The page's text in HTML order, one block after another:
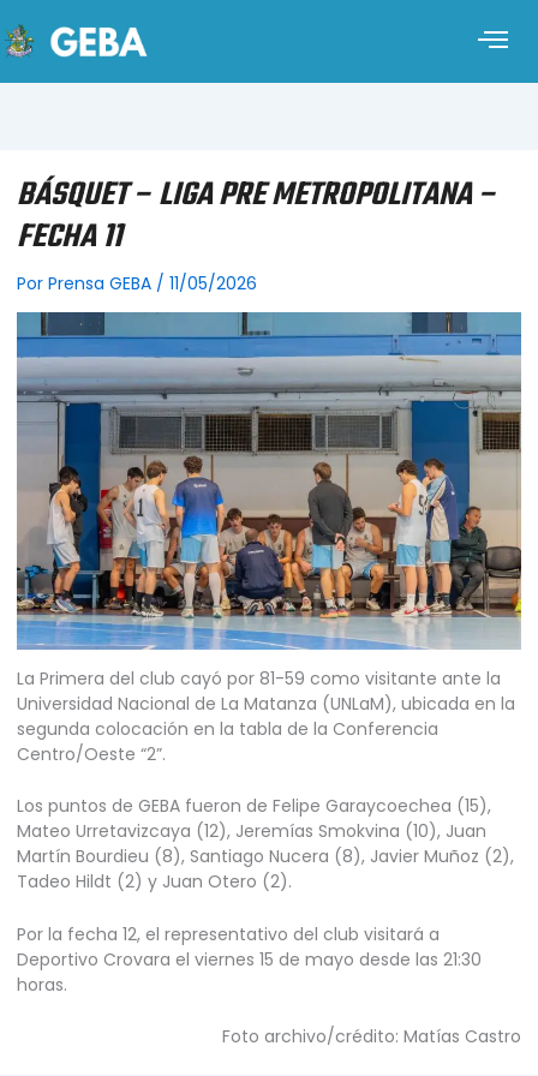
BÁSQUET – LIGA PRE METROPOLITANA –
FECHA 11
Por Prensa GEBA / 11/05/2026
La Primera del club cayó por 81-59 como visitante ante la
Universidad Nacional de La Matanza (UNLaM), ubicada en la
segunda colocación en la tabla de la Conferencia
Centro/Oeste “2”.
Los puntos de GEBA fueron de Felipe Garaycoechea (15),
Mateo Urretavizcaya (12), Jeremías Smokvina (10), Juan
Martín Bourdieu (8), Santiago Nucera (8), Javier Muñoz (2),
Tadeo Hildt (2) y Juan Otero (2).
Por la fecha 12, el representativo del club visitará a
Deportivo Crovara el viernes 15 de mayo desde las 21:30
horas.
Foto archivo/crédito: Matías Castro